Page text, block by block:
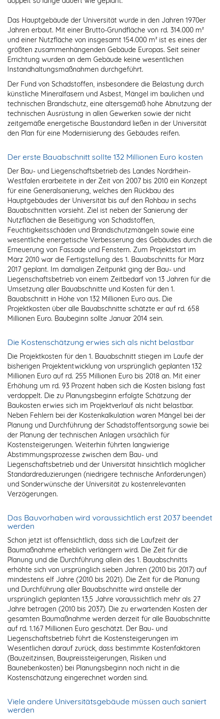
Das Hauptgebäude der Universität wurde in den Jahren 1970er
Jahren erbaut. Mit einer Brutto-Grundfläche von rd. 314.000 m²
und einer Nutzfläche von insgesamt 154.000 m² ist es eines der
größten zusammenhängenden Gebäude Europas. Seit seiner
Errichtung wurden an dem Gebäude keine wesentlichen
Instandhaltungsmaßnahmen durchgeführt.
Der Fund von Schadstoffen, insbesondere die Belastung durch
künstliche Mineralfasern und Asbest, Mängel im baulichen und
technischen Brandschutz, eine altersgemäß hohe Abnutzung der
technischen Ausrüstung in allen Gewerken sowie der nicht
zeitgemäße energetische Baustandard ließen in der Universität
den Plan für eine Modernisierung des Gebäudes reifen.
Der erste Bauabschnitt sollte 132 Millionen Euro kosten
Der Bau- und Liegenschaftsbetrieb des Landes Nordrhein-
Westfalen erarbeitete in der Zeit von 2007 bis 2010 ein Konzept
für eine Generalsanierung, welches den Rückbau des
Hauptgebäudes der Universität bis auf den Rohbau in sechs
Bauabschnitten vorsieht. Ziel ist neben der Sanierung der
Nutzflächen die Beseitigung von Schadstoffen,
Feuchtigkeitsschäden und Brandschutzmängeln sowie eine
wesentliche energetische Verbesserung des Gebäudes durch die
Erneuerung von Fassade und Fenstern. Zum Projektstart im
März 2010 war die Fertigstellung des 1. Bauabschnitts für März
2017 geplant. Im damaligen Zeitpunkt ging der Bau- und
Liegenschaftsbetrieb von einem Zeitbedarf von 13 Jahren für die
Umsetzung aller Bauabschnitte und Kosten für den 1.
Bauabschnitt in Höhe von 132 Millionen Euro aus. Die
Projektkosten über alle Bauabschnitte schätzte er auf rd. 658
Millionen Euro. Baubeginn sollte Januar 2014 sein.
Die Kostenschätzung erwies sich als nicht belastbar
Die Projektkosten für den 1. Bauabschnitt stiegen im Laufe der
bisherigen Projektentwicklung von ursprünglich geplanten 132
Millionen Euro auf rd. 255 Millionen Euro bis 2018 an. Mit einer
Erhöhung um rd. 93 Prozent haben sich die Kosten bislang fast
verdoppelt. Die zu Planungsbeginn erfolgte Schätzung der
Baukosten erwies sich im Projektverlauf als nicht belastbar.
Neben Fehlern bei der Kostenkalkulation waren Mängel bei der
Planung und Durchführung der Schadstoffentsorgung sowie bei
der Planung der technischen Anlagen ursächlich für
Kostensteigerungen. Weiterhin führten langwierige
Abstimmungsprozesse zwischen dem Bau- und
Liegenschaftsbetrieb und der Universität hinsichtlich möglicher
Standardreduzierungen (niedrigere technische Anforderungen)
und Sonderwünsche der Universität zu kostenrelevanten
Verzögerungen.
Das Bauvorhaben wird voraussichtlich erst 2037 beendet
werden
Schon jetzt ist offensichtlich, dass sich die Laufzeit der
Baumaßnahme erheblich verlängern wird. Die Zeit für die
Planung und die Durchführung allein des 1. Bauabschnitts
erhöhte sich von ursprünglich sieben Jahren (2010 bis 2017) auf
mindestens elf Jahre (2010 bis 2021). Die Zeit für die Planung
und Durchführung aller Bauabschnitte wird anstelle der
ursprünglich geplanten 13,5 Jahre voraussichtlich mehr als 27
Jahre betragen (2010 bis 2037). Die zu erwartenden Kosten der
gesamten Baumaßnahme werden derzeit für alle Bauabschnitte
auf rd. 1.167 Millionen Euro geschätzt. Der Bau- und
Liegenschaftsbetrieb führt die Kostensteigerungen im
Wesentlichen darauf zurück, dass bestimmte Kostenfaktoren
(Bauzeitzinsen, Baupreissteigerungen, Risiken und
Baunebenkosten) bei Planungsbeginn noch nicht in die
Kostenschätzung eingerechnet worden sind.
Viele andere Universitätsgebäude müssen auch saniert
werden